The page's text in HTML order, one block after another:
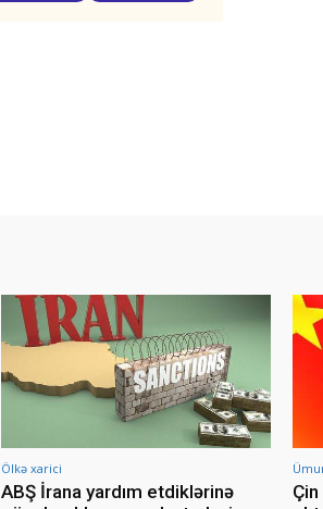
Ölkə xarici
ABŞ İrana yardım etdiklərinə